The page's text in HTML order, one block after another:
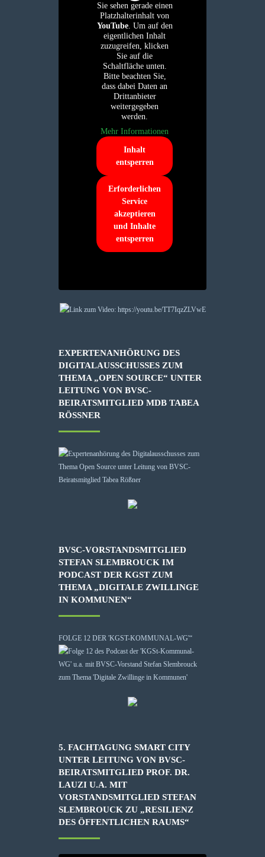
Sie sehen gerade einen
Platzhalterinhalt von
YouTube. Um auf den
eigentlichen Inhalt
zuzugreifen, klicken
Sie auf die
Schaltfläche unten.
Bitte beachten Sie,
dass dabei Daten an
Drittanbieter
weitergegeben
werden.
Mehr Informationen
Inhalt
entsperren
Erforderlichen
Service
akzeptieren
und Inhalte
entsperren
EXPERTENANHÖRUNG DES
DIGITALAUSSCHUSSES ZUM
THEMA „OPEN SOURCE“ UNTER
LEITUNG VON BVSC-
BEIRATSMITGLIED MDB TABEA
RÖSSNER
BVSC-VORSTANDSMITGLIED
STEFAN SLEMBROUCK IM
PODCAST DER KGST ZUM
THEMA „DIGITALE ZWILLINGE
IN KOMMUNEN“
FOLGE 12 DER 'KGST-KOMMUNAL-WG'“
5. FACHTAGUNG SMART CITY
UNTER LEITUNG VON BVSC-
BEIRATSMITGLIED PROF. DR.
LAUZI U.A. MIT
VORSTANDSMITGLIED STEFAN
SLEMBROUCK ZU „RESILIENZ
DES ÖFFENTLICHEN RAUMS“